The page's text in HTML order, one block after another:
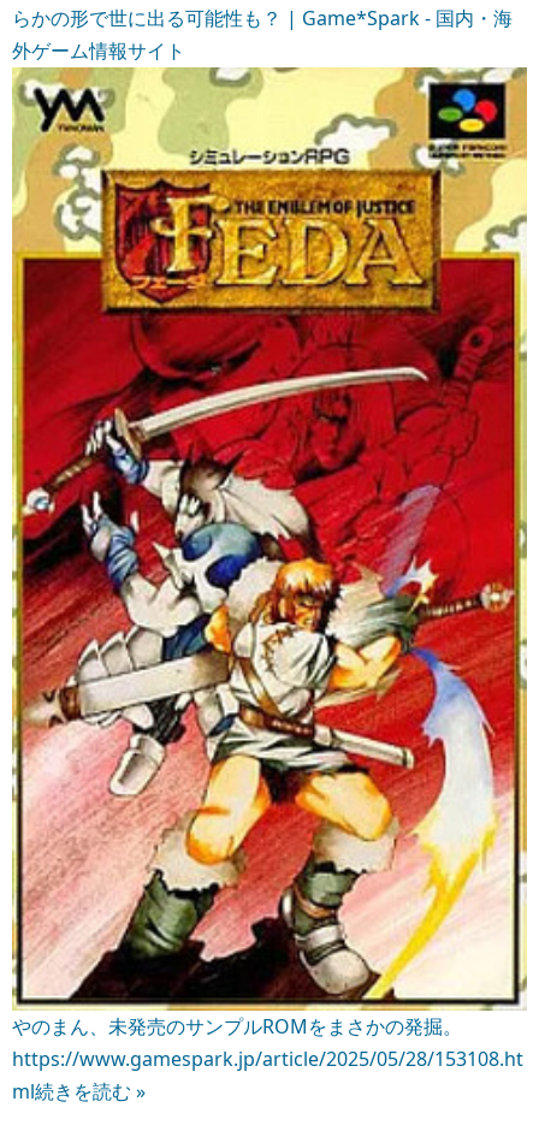
らかの形で世に出る可能性も？ | Game*Spark - 国内・海
外ゲーム情報サイト
やのまん、未発売のサンプルROMをまさかの発掘。
https://www.gamespark.jp/article/2025/05/28/153108.ht
ml続きを読む »